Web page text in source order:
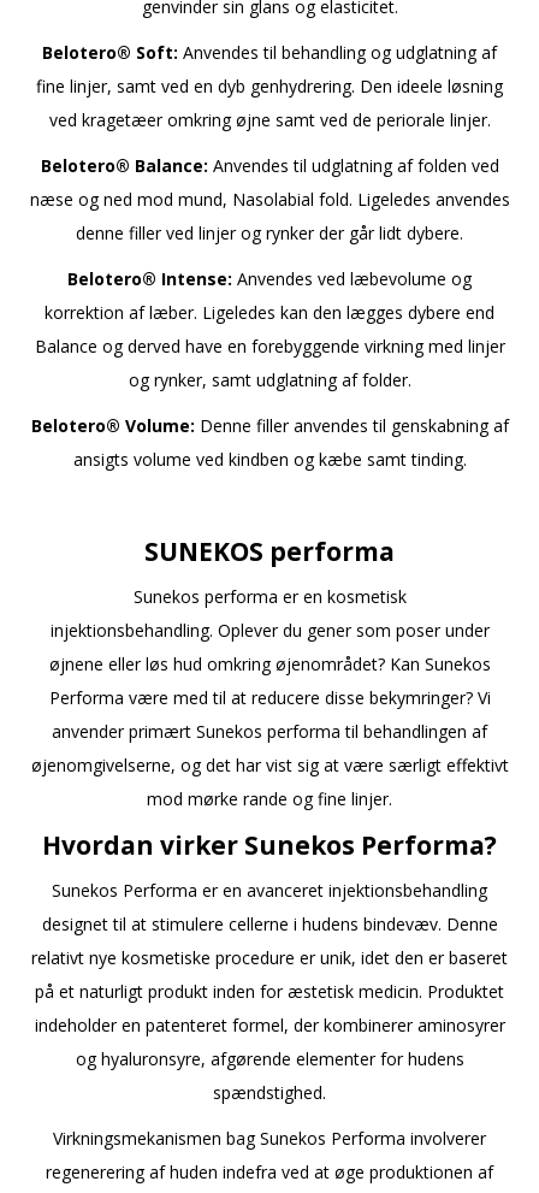
genvinder sin glans og elasticitet.
Belotero® Soft: Anvendes til behandling og udglatning af
fine linjer, samt ved en dyb genhydrering. Den ideele løsning
ved kragetæer omkring øjne samt ved de periorale linjer.
Belotero® Balance: Anvendes til udglatning af folden ved
næse og ned mod mund, Nasolabial fold. Ligeledes anvendes
denne filler ved linjer og rynker der går lidt dybere.
Belotero® Intense: Anvendes ved læbevolume og
korrektion af læber. Ligeledes kan den lægges dybere end
Balance og derved have en forebyggende virkning med linjer
og rynker, samt udglatning af folder.
Belotero® Volume: Denne filler anvendes til genskabning af
ansigts volume ved kindben og kæbe samt tinding.
SUNEKOS performa
Sunekos performa er en kosmetisk
injektionsbehandling. Oplever du gener som poser under
øjnene eller løs hud omkring øjenområdet? Kan Sunekos
Performa være med til at reducere disse bekymringer? Vi
anvender primært Sunekos performa til behandlingen af
øjenomgivelserne, og det har vist sig at være særligt effektivt
mod mørke rande og fine linjer.
Hvordan virker Sunekos Performa?
Sunekos Performa er en avanceret injektionsbehandling
designet til at stimulere cellerne i hudens bindevæv. Denne
relativt nye kosmetiske procedure er unik, idet den er baseret
på et naturligt produkt inden for æstetisk medicin. Produktet
indeholder en patenteret formel, der kombinerer aminosyrer
og hyaluronsyre, afgørende elementer for hudens
spændstighed.
Virkningsmekanismen bag Sunekos Performa involverer
regenerering af huden indefra ved at øge produktionen af